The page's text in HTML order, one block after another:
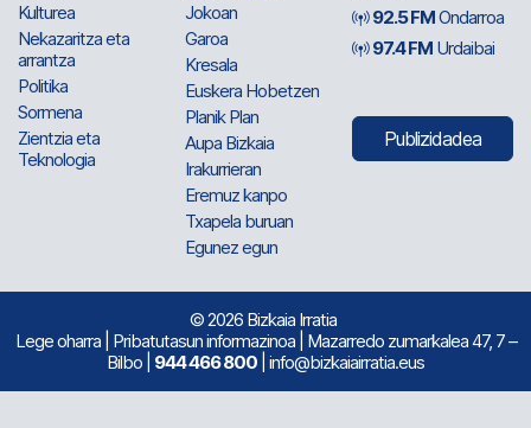
Kulturea
Nekazaritza eta
arrantza
Politika
Sormena
Zientzia eta
Teknologia
Jokoan
Garoa
Kresala
Euskera Hobetzen
Planik Plan
Aupa Bizkaia
Irakurrieran
Eremuz kanpo
Txapela buruan
Egunez egun
92.5 FMOndarroa
97.4 FM Urdaibai
Publizidadea
© 2026 Bizkaia Irratia
Lege oharra| Pribatutasun informazinoa| Mazarredo zumarkalea 47, 7 –
Bilbo | 944 466 800 | info@bizkaiairratia.eus